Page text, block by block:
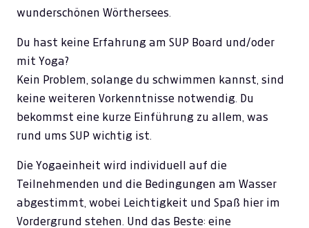
wunderschönen Wörthersees.
Du hast keine Erfahrung am SUP Board und/oder
mit Yoga?
Kein Problem, solange du schwimmen kannst, sind
keine weiteren Vorkenntnisse notwendig. Du
bekommst eine kurze Einführung zu allem, was
rund ums SUP wichtig ist.
Die Yogaeinheit wird individuell auf die
Teilnehmenden und die Bedingungen am Wasser
abgestimmt, wobei Leichtigkeit und Spaß hier im
Vordergrund stehen. Und das Beste: eine